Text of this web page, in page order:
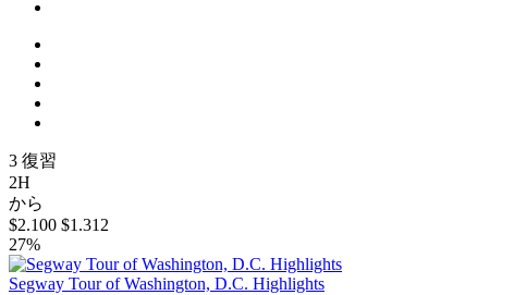
3 復習
2H
から
$2.100 $1.312
27%
Segway Tour of Washington, D.C. Highlights